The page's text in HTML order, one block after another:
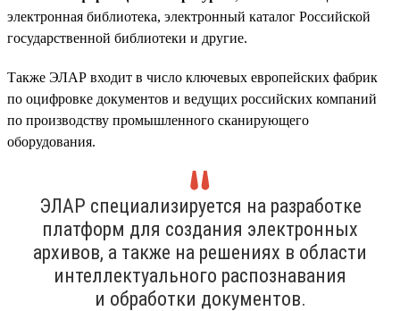
электронная библиотека, электронный каталог Российской
государственной библиотеки и другие.
Также ЭЛАР входит в число ключевых европейских фабрик
по оцифровке документов и ведущих российских компаний
по производству промышленного сканирующего
оборудования.
ЭЛАР специализируется на разработке
платформ для создания электронных
архивов, а также на решениях в области
интеллектуального распознавания
и обработки документов.